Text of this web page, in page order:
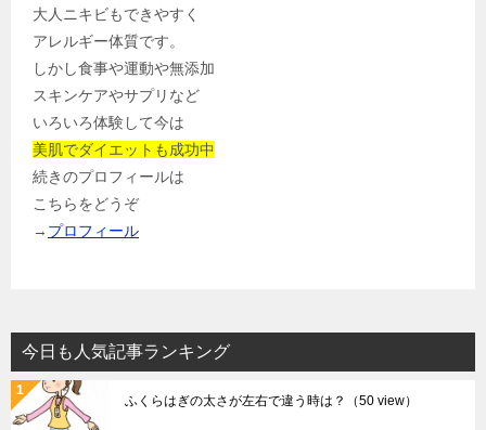
大人ニキビもできやすく
アレルギー体質です。
しかし食事や運動や無添加
スキンケアやサプリなど
いろいろ体験して今は
美肌でダイエットも成功中
続きのプロフィールは
こちらをどうぞ
→ プロフィール
今日も人気記事ランキング
ふくらはぎの太さが左右で違う時は？ （50 view）